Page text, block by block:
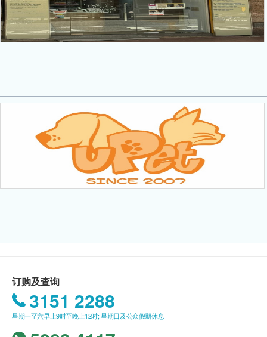
订购及查询
3151 2288
星期一至六早上9时至晚上12时; 星期日及公众假期休息